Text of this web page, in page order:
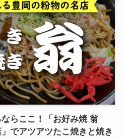
らここ！「お好み焼 翁
でアツアツたこ焼きと焼き